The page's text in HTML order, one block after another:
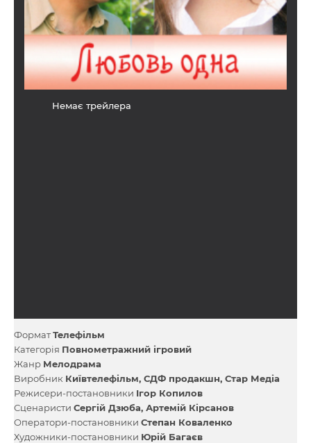
Немає трейлера
ФорматТелефільм
Категорія Повнометражний ігровий
Жанр Мелодрама
Виробник Київтелефільм СДФ продакшн Стар Медіа
Режисери-постановники Ігор Копилов
Сценаристи Сергій Дзюба Артемій Кірсанов
Оператори-постановники Степан Коваленко
Художники-постановники Юрій Багаєв